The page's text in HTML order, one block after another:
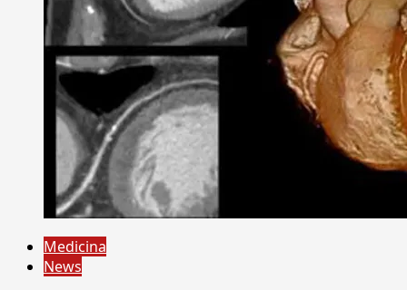
Medicina
News